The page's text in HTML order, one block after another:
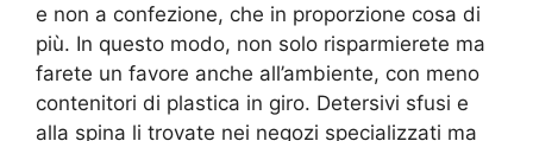
e non a confezione, che in proporzione cosa di
più. In questo modo, non solo risparmierete ma
farete un favore anche all’ambiente, con meno
contenitori di plastica in giro. Detersivi sfusi e
alla spina li trovate nei negozi specializzati ma